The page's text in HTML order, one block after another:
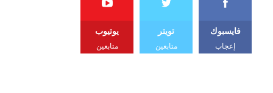
فايسبوك
إعجاب
تويتر
متابعين
يوتيوب
متابعين